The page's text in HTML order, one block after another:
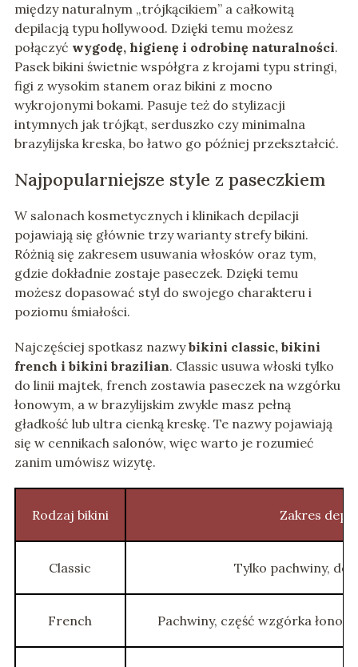
między naturalnym „trójkącikiem” a całkowitą
depilacją typu hollywood. Dzięki temu możesz
połączyć wygodę, higienę i odrobinę naturalności.
Pasek bikini świetnie współgra z krojami typu stringi,
figi z wysokim stanem oraz bikini z mocno
wykrojonymi bokami. Pasuje też do stylizacji
intymnych jak trójkąt, serduszko czy minimalna
brazylijska kreska, bo łatwo go później przekształcić.
Najpopularniejsze style z paseczkiem
W salonach kosmetycznych i klinikach depilacji
pojawiają się głównie trzy warianty strefy bikini.
Różnią się zakresem usuwania włosków oraz tym,
gdzie dokładnie zostaje paseczek. Dzięki temu
możesz dopasować styl do swojego charakteru i
poziomu śmiałości.
Najczęściej spotkasz nazwybikini classic, bikini
french i bikini brazilian. Classic usuwa włoski tylko
do linii majtek, french zostawia paseczek na wzgórku
łonowym, a w brazylijskim zwykle masz pełną
gładkość lub ultra cienką kreskę. Te nazwy pojawiają
się w cennikach salonów, więc warto je rozumieć
zanim umówisz wizytę.
Rodzaj bikini Zakres
Classic Tylko pachwiny, do
French Pachwiny, część wzgórka